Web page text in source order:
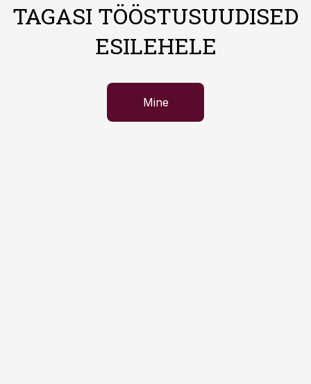
TAGASI TÖÖSTUSUUDISED
ESILEHELE
Mine